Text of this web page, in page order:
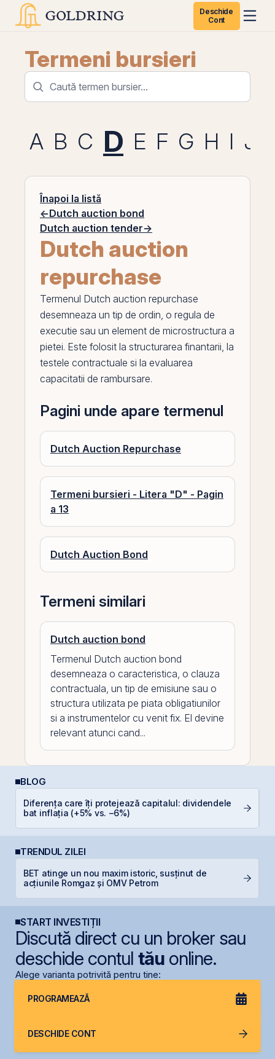
Deschide
Cont
Termeni bursieri
A B C D E F G H I J
Înapoi la listă
←Dutch auction bond
Dutch auction tender→
Dutch auction
repurchase
Termenul Dutch auction repurchase
desemneaza un tip de ordin, o regula de
executie sau un element de microstructura a
pietei. Este folosit la structurarea finantarii, la
testele contractuale si la evaluarea
capacitatii de rambursare.
Pagini unde apare termenul
Dutch Auction Repurchase
Termeni bursieri - Litera "D" - Pagin
a 13
Dutch Auction Bond
Termeni similari
Dutch auction bond
Termenul Dutch auction bond
desemneaza o caracteristica, o clauza
contractuala, un tip de emisiune sau o
structura utilizata pe piata obligatiunilor
si a instrumentelor cu venit fix. El devine
relevant atunci cand...
BLOG
Diferența care îți protejează capitalul: dividendele
bat inflația (+5% vs. −6%)
TRENDUL ZILEI
BET atinge un nou maxim istoric, susținut de
acțiunile Romgaz și OMV Petrom
START INVESTIȚII
Discută direct cu un broker sau
deschide contul tăuonline.
Alege varianta potrivită pentru tine:
PROGRAMEAZĂ
DESCHIDE CONT